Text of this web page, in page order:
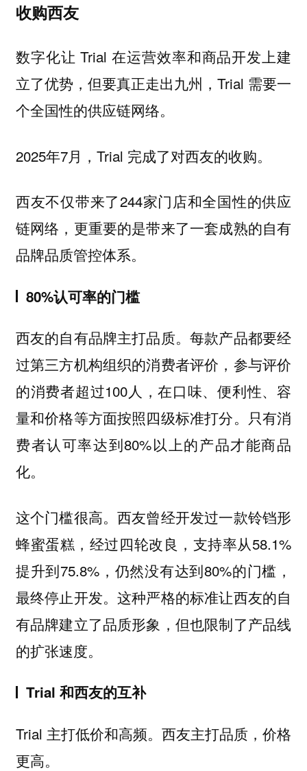
收购西友
数字化让 Trial 在运营效率和商品开发上建
立了优势，但要真正走出九州，Trial 需要一
个全国性的供应链网络。
2025年7月，Trial 完成了对西友的收购。
西友不仅带来了244家门店和全国性的供应
链网络，更重要的是带来了一套成熟的自有
品牌品质管控体系。
80%认可率的门槛
西友的自有品牌主打品质。每款产品都要经
过第三方机构组织的消费者评价，参与评价
的消费者超过100人，在口味、便利性、容
量和价格等方面按照四级标准打分。只有消
费者认可率达到80%以上的产品才能商品
化。
这个门槛很高。西友曾经开发过一款铃铛形
蜂蜜蛋糕，经过四轮改良，支持率从58.1%
提升到75.8%，仍然没有达到80%的门槛，
最终停止开发。这种严格的标准让西友的自
有品牌建立了品质形象，但也限制了产品线
的扩张速度。
Trial 和西友的互补
Trial 主打低价和高频。西友主打品质，价格
更高。